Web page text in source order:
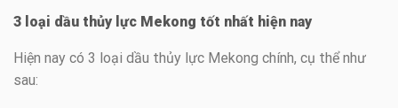
3 loại dầu thủy lực Mekong tốt nhất hiện nay
Hiện nay có 3 loại dầu thủy lực Mekong chính, cụ thể như
sau: